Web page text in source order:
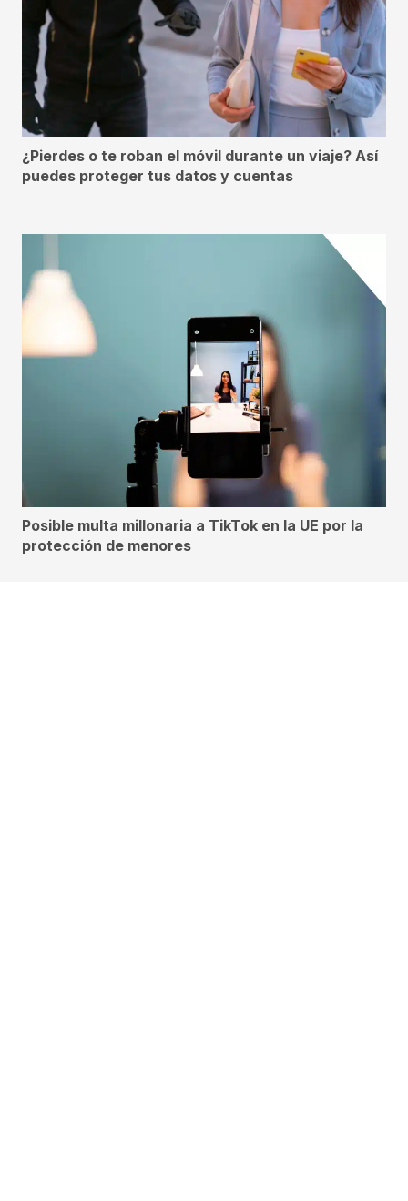
¿Pierdes o te roban el móvil durante un viaje? Así
puedes proteger tus datos y cuentas
Posible multa millonaria a TikTok en la UE por la
protección de menores